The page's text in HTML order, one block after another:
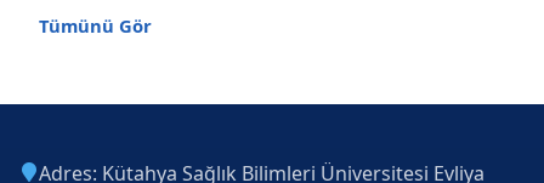
Tümünü Gör
Adres: Kütahya Sağlık Bilimleri Üniversitesi Evliya